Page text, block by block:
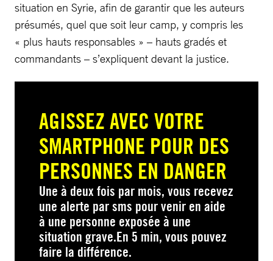
situation en Syrie, afin de garantir que les auteurs
présumés, quel que soit leur camp, y compris les
« plus hauts responsables » – hauts gradés et
commandants – s’expliquent devant la justice.
AGISSEZ AVEC VOTRE
SMARTPHONE POUR DES
PERSONNES EN DANGER
Une à deux fois par mois, vous recevez
une alerte par sms pour venir en aide
à une personne exposée à une
situation grave.En 5 min, vous pouvez
faire la différence.